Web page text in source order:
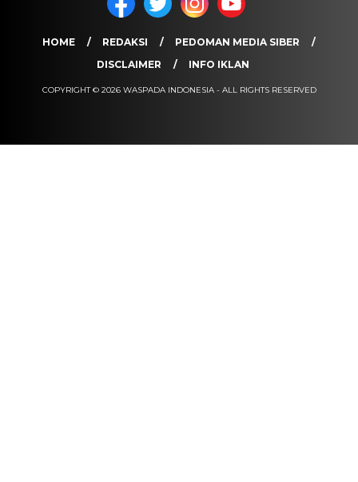
HOME REDAKSI
PEDOMAN MEDIA SIBER
DISCLAIMER
INFO IKLAN
COPYRIGHT © 2026 WASPADA INDONESIA - ALL RIGHTS RESERVED